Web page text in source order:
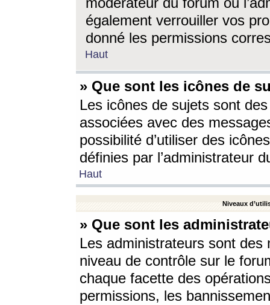
également verrouiller vos
donné les permissions
Haut
» Que sont les icônes de
Les icônes de sujets sont
associées avec des
possibilité d’utiliser des
définies par l’administrateur
Haut
Niveaux
» Que sont les
Les administrateurs sont
niveau de contrôle sur le
chaque facette des
permissions, les